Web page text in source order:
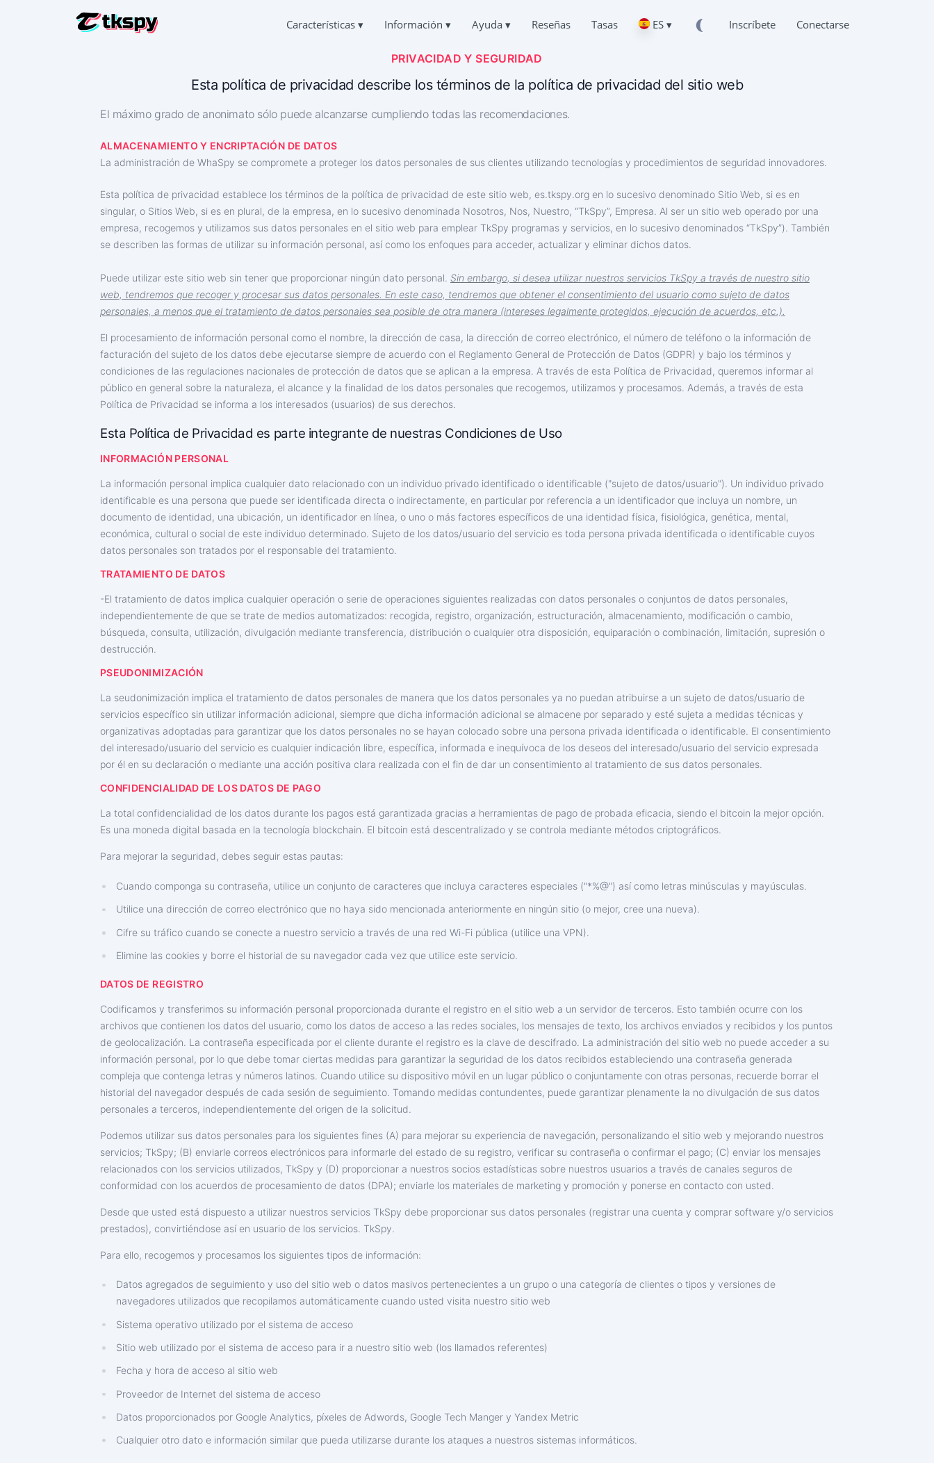
Características ▾ Información ▾ Ayuda ▾ Reseñas Tasas ES ▾ Inscríbete Conectarse
HACKEA LOS CHATS DE TIKTOK
Leer la correspondencia de otros
Recuperar Chat Borrados Online
SEGUIMIENTO DE LA UBICACIÓN EN TIKTOK
Averiguar dónde está una persona
Aplicación de seguimiento
GENERADOR DE SUSCRIPTORES DE TIKTOK
Añadir más suscriptores
Preguntas frecuentes
Siempre en línea y encantado de responder
Sus peticiones y comentarios
PRIVACIDAD
CONDICIONES DE USO
PROGRAMA DE AFILIADOS
CARACTERÍSTICAS
Cómo hackear TikTok gratis
Cómo saber quién accede a tu página de TikTok
Deutsch
中文
日本
Italiano
PRIVACIDAD Y SEGURIDAD
Esta política de privacidad describe los términos de la política de privacidad del sitio web
El máximo grado de anonimato sólo puede alcanzarse cumpliendo todas las recomendaciones.
ALMACENAMIENTO Y ENCRIPTACIÓN DE DATOS
La administración de WhaSpy se compromete a proteger los datos personales de sus clientes utilizando tecnologías y procedimientos de seguridad innovadores.
Esta política de privacidad establece los términos de la política de privacidad de este sitio web, ‌es.tkspy.org en lo sucesivo denominado Sitio Web, si es en
singular, o Sitios Web, si es en plural, de la empresa, en lo sucesivo denominada Nosotros, Nos, Nuestro, “TkSpy”, Empresa. Al ser un sitio web operado por una
empresa, recogemos y utilizamos sus datos personales en el sitio web para emplear TkSpy programas y servicios, en lo sucesivo denominados “TkSpy”). También
se describen las formas de utilizar su información personal, así como los enfoques para acceder, actualizar y eliminar dichos datos.
Puede utilizar este sitio web sin tener que proporcionar ningún dato personal. Sin embargo, si desea utilizar nuestros servicios TkSpy a través de nuestro sitio
web, tendremos que recoger y procesar sus datos personales. En este caso, tendremos que obtener el consentimiento del usuario como sujeto de datos
personales, a menos que el tratamiento de datos personales sea posible de otra manera (intereses legalmente protegidos, ejecución de acuerdos, etc.).
El procesamiento de información personal como el nombre, la dirección de casa, la dirección de correo electrónico, el número de teléfono o la información de
facturación del sujeto de los datos debe ejecutarse siempre de acuerdo con el Reglamento General de Protección de Datos (GDPR) y bajo los términos y
condiciones de las regulaciones nacionales de protección de datos que se aplican a la empresa. A través de esta Política de Privacidad, queremos informar al
público en general sobre la naturaleza, el alcance y la finalidad de los datos personales que recogemos, utilizamos y procesamos. Además, a través de esta
Política de Privacidad se informa a los interesados (usuarios) de sus derechos.
Esta Política de Privacidad es parte integrante de nuestras Condiciones de Uso
INFORMACIÓN PERSONAL
La información personal implica cualquier dato relacionado con un individuo privado identificado o identificable ("sujeto de datos/usuario"). Un individuo privado
identificable es una persona que puede ser identificada directa o indirectamente, en particular por referencia a un identificador que incluya un nombre, un
documento de identidad, una ubicación, un identificador en línea, o uno o más factores específicos de una identidad física, fisiológica, genética, mental,
económica, cultural o social de este individuo determinado. Sujeto de los datos/usuario del servicio es toda persona privada identificada o identificable cuyos
datos personales son tratados por el responsable del tratamiento.
TRATAMIENTO DE DATOS
-El tratamiento de datos implica cualquier operación o serie de operaciones siguientes realizadas con datos personales o conjuntos de datos personales,
independientemente de que se trate de medios automatizados: recogida, registro, organización, estructuración, almacenamiento, modificación o cambio,
búsqueda, consulta, utilización, divulgación mediante transferencia, distribución o cualquier otra disposición, equiparación o combinación, limitación, supresión o
destrucción.
PSEUDONIMIZACIÓN
La seudonimización implica el tratamiento de datos personales de manera que los datos personales ya no puedan atribuirse a un sujeto de datos/usuario de
servicios específico sin utilizar información adicional, siempre que dicha información adicional se almacene por separado y esté sujeta a medidas técnicas y
organizativas adoptadas para garantizar que los datos personales no se hayan colocado sobre una persona privada identificada o identificable. El consentimiento
del interesado/usuario del servicio es cualquier indicación libre, específica, informada e inequívoca de los deseos del interesado/usuario del servicio expresada
por él en su declaración o mediante una acción positiva clara realizada con el fin de dar un consentimiento al tratamiento de sus datos personales.
CONFIDENCIALIDAD DE LOS DATOS DE PAGO
La total confidencialidad de los datos durante los pagos está garantizada gracias a herramientas de pago de probada eficacia, siendo el bitcoin la mejor opción.
Es una moneda digital basada en la tecnología blockchain. El bitcoin está descentralizado y se controla mediante métodos criptográficos.
Para mejorar la seguridad, debes seguir estas pautas:
Cuando componga su contraseña, utilice un conjunto de caracteres que incluya caracteres especiales ("*%@") así como letras minúsculas y mayúsculas.
Utilice una dirección de correo electrónico que no haya sido mencionada anteriormente en ningún sitio (o mejor, cree una nueva).
Cifre su tráfico cuando se conecte a nuestro servicio a través de una red Wi-Fi pública (utilice una VPN).
Elimine las cookies y borre el historial de su navegador cada vez que utilice este servicio.
DATOS DE REGISTRO
Codificamos y transferimos su información personal proporcionada durante el registro en el sitio web a un servidor de terceros. Esto también ocurre con los
archivos que contienen los datos del usuario, como los datos de acceso a las redes sociales, los mensajes de texto, los archivos enviados y recibidos y los puntos
de geolocalización. La contraseña especificada por el cliente durante el registro es la clave de descifrado. La administración del sitio web no puede acceder a su
información personal, por lo que debe tomar ciertas medidas para garantizar la seguridad de los datos recibidos estableciendo una contraseña generada
compleja que contenga letras y números latinos. Cuando utilice su dispositivo móvil en un lugar público o conjuntamente con otras personas, recuerde borrar el
historial del navegador después de cada sesión de seguimiento. Tomando medidas contundentes, puede garantizar plenamente la no divulgación de sus datos
personales a terceros, independientemente del origen de la solicitud.
Podemos utilizar sus datos personales para los siguientes fines (A) para mejorar su experiencia de navegación, personalizando el sitio web y mejorando nuestros
servicios; TkSpy; (B) enviarle correos electrónicos para informarle del estado de su registro, verificar su contraseña o confirmar el pago; (C) enviar los mensajes
relacionados con los servicios utilizados, TkSpy y (D) proporcionar a nuestros socios estadísticas sobre nuestros usuarios a través de canales seguros de
conformidad con los acuerdos de procesamiento de datos (DPA); enviarle los materiales de marketing y promoción y ponerse en contacto con usted.
Desde que usted está dispuesto a utilizar nuestros servicios TkSpy debe proporcionar sus datos personales (registrar una cuenta y comprar software y/o servicios
prestados), convirtiéndose así en usuario de los servicios. TkSpy.
Para ello, recogemos y procesamos los siguientes tipos de información:
Datos agregados de seguimiento y uso del sitio web o datos masivos pertenecientes a un grupo o una categoría de clientes o tipos y versiones de
navegadores utilizados que recopilamos automáticamente cuando usted visita nuestro sitio web
Sistema operativo utilizado por el sistema de acceso
Sitio web utilizado por el sistema de acceso para ir a nuestro sitio web (los llamados referentes)
Fecha y hora de acceso al sitio web
Proveedor de Internet del sistema de acceso
Datos proporcionados por Google Analytics, píxeles de Adwords, Google Tech Manger y Yandex Metric
Cualquier otro dato e información similar que pueda utilizarse durante los ataques a nuestros sistemas informáticos.